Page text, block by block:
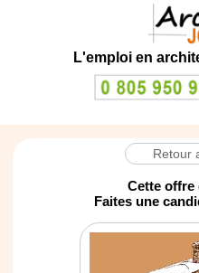
L'emploi en
Retour
Cette offre
Faites une